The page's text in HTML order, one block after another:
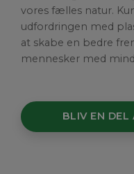
vores fælles natur.
udfordringen med
at skabe en bedre
mennesker med
BLIV EN DEL